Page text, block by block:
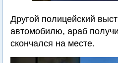
Другой полицейский
автомобилю, араб
скончался на месте.